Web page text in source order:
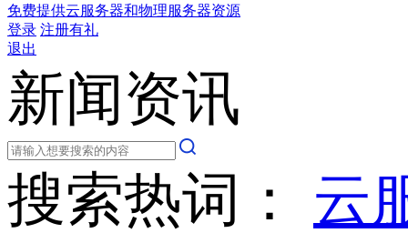
免费提供云服务器和物理服务器资源
登录 注册有礼
退出
新闻资讯
搜索热词： 云